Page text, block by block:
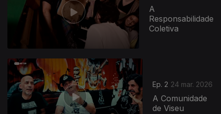
A
Responsabilidade
Coletiva
Ep. 2 24 mar. 2026
A Comunidade
de Viseu